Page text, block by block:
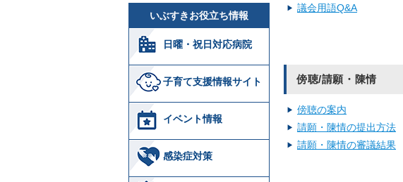
いぶすきお役立ち情報
日曜・祝日対応病院
子育て支援情報サイト
イベント情報
感染症対策
議会用語Q&A
傍聴/請願・陳情
傍聴の案内
請願・陳情の提出方法
請願・陳情の審議結果